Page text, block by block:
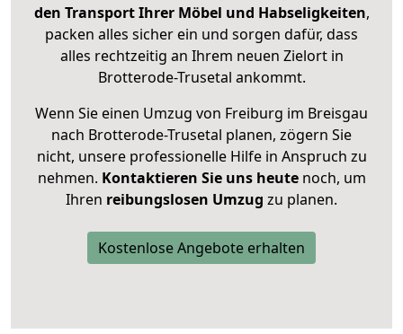
den Transport Ihrer Möbel und Habseligkeiten,
packen alles sicher ein und sorgen dafür, dass
alles rechtzeitig an Ihrem neuen Zielort in
Brotterode-Trusetal ankommt.
Wenn Sie einen Umzug von Freiburg im Breisgau
nach Brotterode-Trusetal planen, zögern Sie
nicht, unsere professionelle Hilfe in Anspruch zu
nehmen. Kontaktieren Sie uns heutenoch, um
Ihren reibungslosen Umzug zu planen.
Kostenlose Angebote erhalten